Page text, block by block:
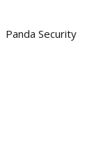
Panda Security